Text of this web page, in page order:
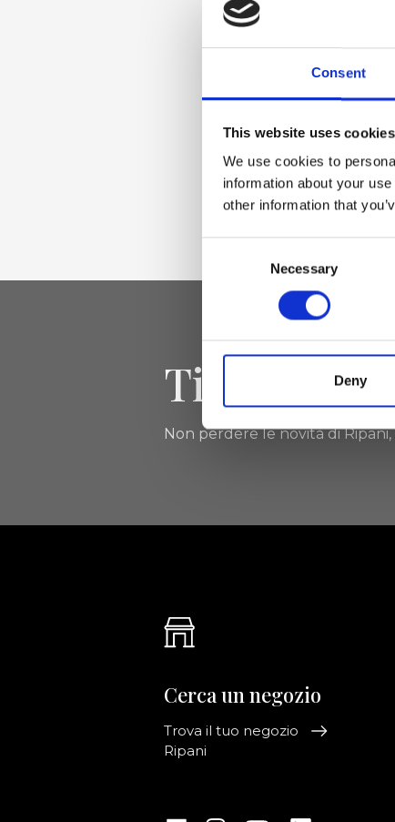
Consent
This website uses cookies
We use cookies to
information about your
other information that
Necessary
Deny
Vera pelle liscia,
chiaro
Dimensione
25 x 30 x 18cm (l
Tieniti
Non perdere le novità di
Cerca un negozio
Trova il tuo negozio
Ripani